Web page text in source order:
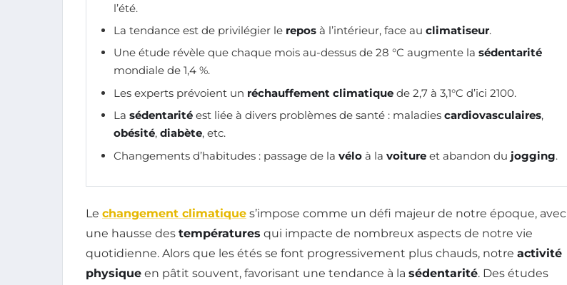
l’été.
La tendance est de privilégier le repos à l’intérieur, face au climatiseur.
Une étude révèle que chaque mois au-dessus de 28 °C augmente la sédentarité
mondiale de 1,4 %.
Les experts prévoient un réchauffement climatique de 2,7 à 3,1°C d’ici 2100.
La sédentarité est liée à divers problèmes de santé : maladies cardiovasculaires,
obésité, diabète, etc.
Changements d’habitudes : passage de la vélo à la voiture et abandon du jogging.
Le changement climatique s’impose comme un défi majeur de notre époque, avec
une hausse des températures qui impacte de nombreux aspects de notre vie
quotidienne. Alors que les étés se font progressivement plus chauds, notre activité
physique en pâtit souvent, favorisant une tendance à la sédentarité. Des études